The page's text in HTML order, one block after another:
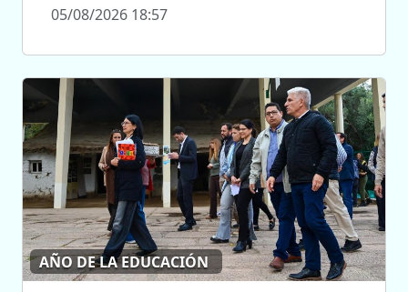
05/08/2026 18:57
AÑO DE LA EDUCACIÓN